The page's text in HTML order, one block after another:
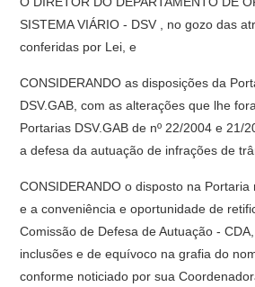
SISTEMA VIÁRIO - DSV , no gozo das
conferidas por Lei, e
CONSIDERANDO as disposições da
DSV.GAB, com as alterações que lhe
Portarias DSV.GAB de nº 22/2004 e 21/
a defesa da autuação de infrações de
CONSIDERANDO o disposto na Portaria
e a conveniência e oportunidade de
Comissão de Defesa de Autuação -
inclusões e de equívoco na grafia do
conforme noticiado por sua